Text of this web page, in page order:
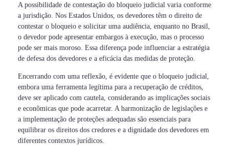
A possibilidade de contestação do bloqueio judicial varia conforme
a jurisdição. Nos Estados Unidos, os devedores têm o direito de
contestar o bloqueio e solicitar uma audiência, enquanto no Brasil,
o devedor pode apresentar embargos à execução, mas o processo
pode ser mais moroso. Essa diferença pode influenciar a estratégia
de defesa dos devedores e a eficácia das medidas de proteção.
Encerrando com uma reflexão, é evidente que o bloqueio judicial,
embora uma ferramenta legítima para a recuperação de créditos,
deve ser aplicado com cautela, considerando as implicações sociais
e econômicas que pode acarretar. A harmonização de legislações e
a implementação de proteções adequadas são essenciais para
equilibrar os direitos dos credores e a dignidade dos devedores em
diferentes contextos jurídicos.